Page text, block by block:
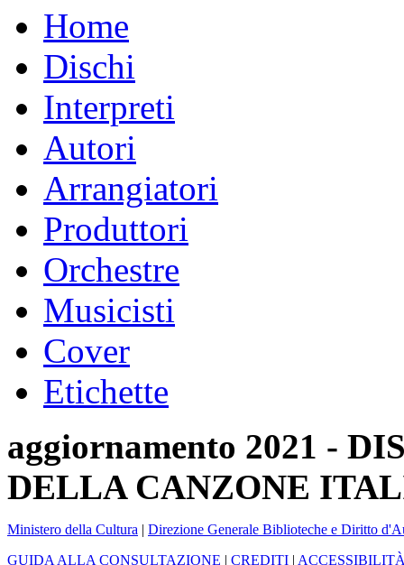
Home
Dischi
Interpreti
Autori
Arrangiatori
Produttori
Orchestre
Musicisti
Cover
Etichette
aggiornamento 2021 -
DELLA CANZONE
Ministero della Cultura | Direzione Generale Biblioteche e Diritto
GUIDA ALLA CONSULTAZIONE | CREDITI |